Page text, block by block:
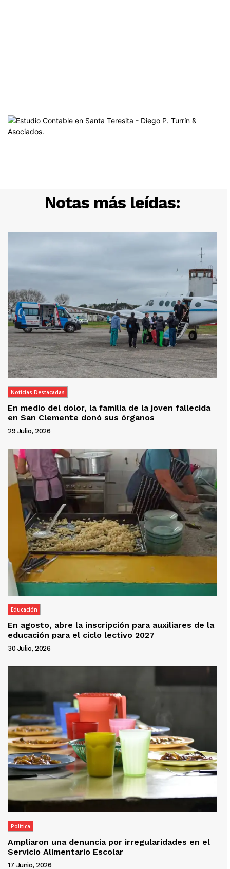
Notas más leídas:
Noticias Destacadas
En medio del dolor, la familia de la joven fallecida
en San Clemente donó sus órganos
29 Julio, 2026
Educación
En agosto, abre la inscripción para auxiliares de la
educación para el ciclo lectivo 2027
30 Julio, 2026
Política
Ampliaron una denuncia por irregularidades en el
Servicio Alimentario Escolar
17 Junio, 2026